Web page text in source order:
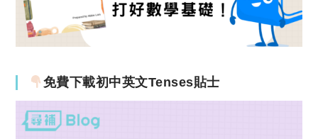
免費下載初中英文Tenses貼士